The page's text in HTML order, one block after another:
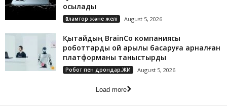
қосылады
Ғаламтор және желі August 5, 2026
Қытайдың BrainCo компаниясы
роботтарды ой арқылы басқаруға арналған
платформаны таныстырды
Робот пен дрондар,ЖИ August 5, 2026
Load more